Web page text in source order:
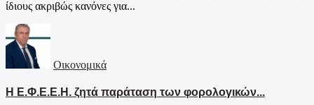
ίδιους ακριβώς κανόνες για...
Οικονομικά
Η Ε.Φ.Ε.Ε.Η. ζητά παράταση των φορολογικών...